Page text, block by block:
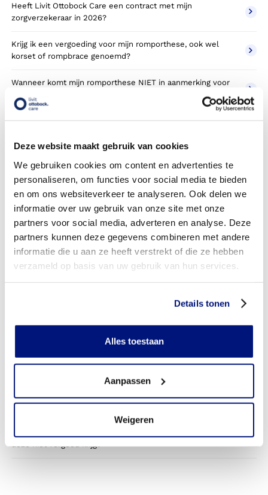
Deze website maakt gebruik van cookies
We gebruiken cookies om content en advertenties te
personaliseren, om functies voor social media te bieden
en om ons websiteverkeer te analyseren. Ook delen we
informatie over uw gebruik van onze site met onze
partners voor social media, adverteren en analyse. Deze
partners kunnen deze gegevens combineren met andere
informatie die u aan ze heeft verstrekt of die ze hebben
verzameld op basis van uw gebruik van hun services.
Details tonen
Alles toestaan
Aanpassen
Weigeren
Heeft Livit Ottobock Care een contract met mijn
zorgverzekeraar in 2026?
Krijg ik een vergoeding voor mijn romporthese, ook wel
korset of rompbrace genoemd?
Wanneer komt mijn romporthese NIET in aanmerking voor
Wordt mijn romporthese vergoed uit de basisverzekering?
Wordt mijn romporthese vergoed vanuit een aanvullende
Is de romporthese individueel vervaardigd of verkrijgbaar in
confectie standaard uitvoeringen?
Is de romporthese mijn eigendom?
Wanneer mag mijn romporthese vervangen worden?
Wat valt er binnen de vergoeding van een romporthese?
Wordt een romporthese die ik gebruik voor sporten
betaald door mijn zorgverzekering?
Betaal ik een eigen bijdrage voor de romporthese?
deze niet vergoed krijg?